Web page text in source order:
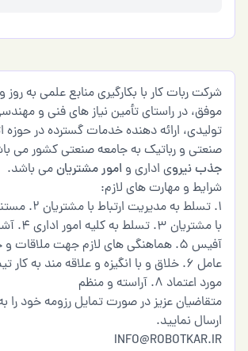
شرکت ربات کار با بکارگیری منابع علمی به روز
موفق، در راستای تأمین نیاز های فنی و
تولیدی، ارائه دهنده خدمات گسترده در حوزه
صنعتی و رباتیک به جامعه صنعتی کشور می
جذب نیروی اداری و امور مشتریانمی باشد.
شرایط و مهارت های لازم:
1. تسلط به
با
آفیس 5. هماهنگی های لازم جهت
مورد اعتماد 8. آراسته و منظم
متقاضیان عزیز در صورت تمایل رزومه خود را
ارسال نمایید.
INFO@ROBOTKAR.IR